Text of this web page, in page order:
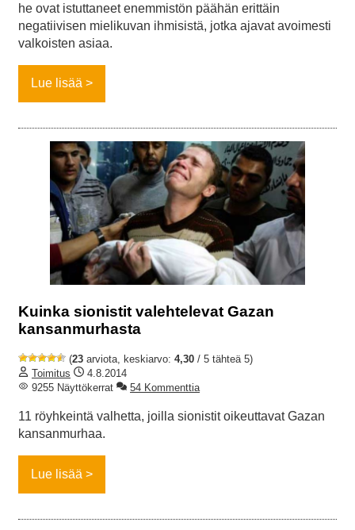
he ovat istuttaneet enemmistön päähän erittäin
negatiivisen mielikuvan ihmisistä, jotka ajavat avoimesti
valkoisten asiaa.
Lue lisää
Kuinka sionistit valehtelevat Gazan
kansanmurhasta
(23 arviota, keskiarvo: 4,30 / 5 tähteä 5)
Toimitus
4.8.2014
9255 Näyttökerrat
54 Kommenttia
11 röyhkeintä valhetta, joilla sionistit oikeuttavat Gazan
kansanmurhaa.
Lue lisää